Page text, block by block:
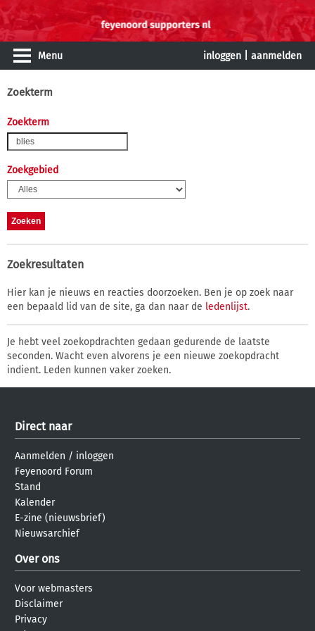
Menu inloggen aanmelden
Zoekterm
Zoekterm
Zoekgebied
Zoekresultaten
Hier kan je nieuws en reacties doorzoeken. Ben je op zoek naar
een bepaald lid van de site, ga dan naar de ledenlijst.
Je hebt veel zoekopdrachten gedaan gedurende de laatste
seconden. Wacht even alvorens je een nieuwe zoekopdracht
indient. Leden kunnen vaker zoeken.
Direct naar
Aanmelden / inloggen
Feyenoord Forum
Stand
Kalender
E-zine (nieuwsbrief)
Nieuwsarchief
Over ons
Voor webmasters
Disclaimer
Privacy